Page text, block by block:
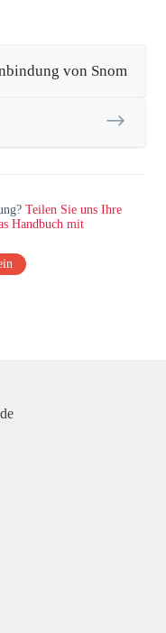
von Snom
Teilen Sie uns Ihre
Handbuch mit